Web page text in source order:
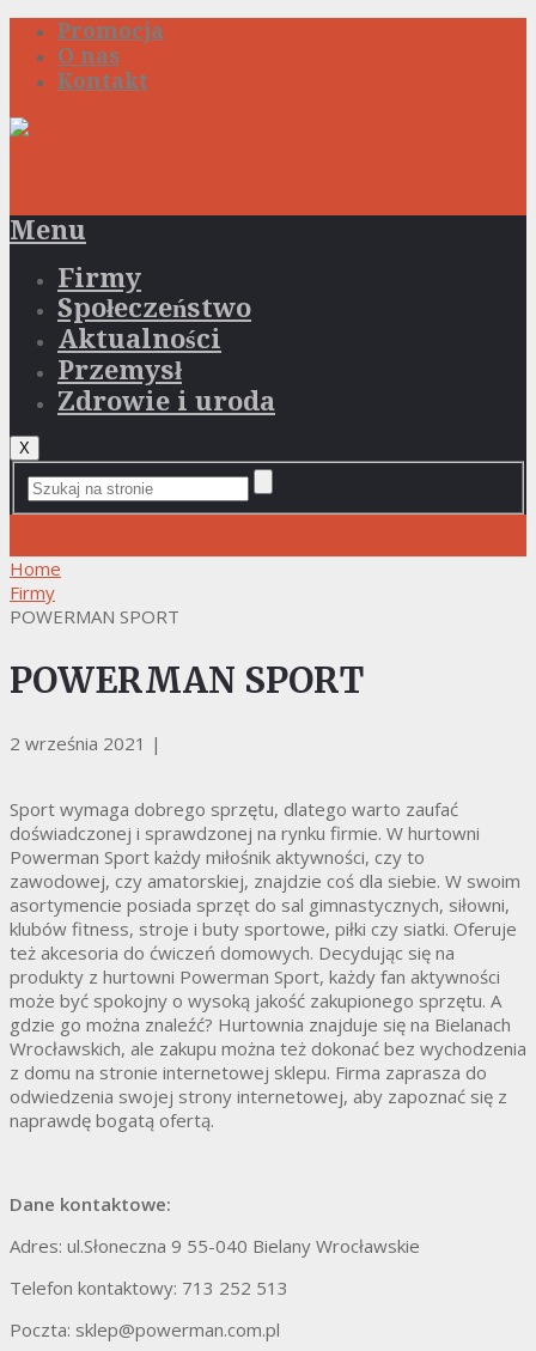
Promocja
O nas
Kontakt
Menu
Firmy
Społeczeństwo
Aktualności
Przemysł
Zdrowie i uroda
X
Home
Firmy
POWERMAN SPORT
POWERMAN SPORT
2 września 2021 |
Sport wymaga dobrego sprzętu, dlatego warto zaufać
doświadczonej i sprawdzonej na rynku firmie. W hurtowni
Powerman Sport każdy miłośnik aktywności, czy to
zawodowej, czy amatorskiej, znajdzie coś dla siebie. W swoim
asortymencie posiada sprzęt do sal gimnastycznych, siłowni,
klubów fitness, stroje i buty sportowe, piłki czy siatki. Oferuje
też akcesoria do ćwiczeń domowych. Decydując się na
produkty z hurtowni Powerman Sport, każdy fan aktywności
może być spokojny o wysoką jakość zakupionego sprzętu. A
gdzie go można znaleźć? Hurtownia znajduje się na Bielanach
Wrocławskich, ale zakupu można też dokonać bez wychodzenia
z domu na stronie internetowej sklepu. Firma zaprasza do
odwiedzenia swojej strony internetowej, aby zapoznać się z
naprawdę bogatą ofertą.
Dane kontaktowe:
Adres: ul.Słoneczna 9 55-040 Bielany Wrocławskie
Telefon kontaktowy: 713 252 513
Poczta: sklep@powerman.com.pl